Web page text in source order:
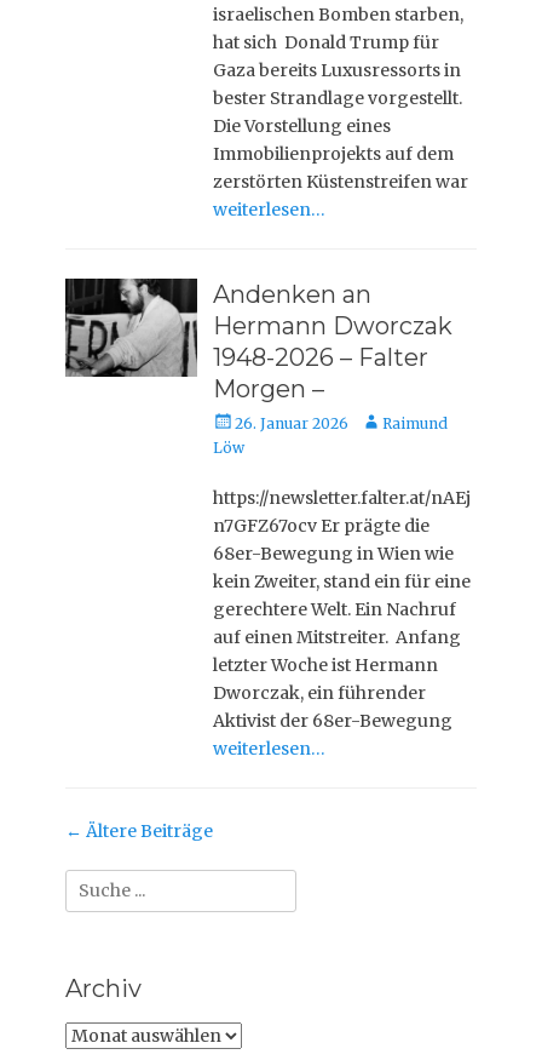
israelischen Bomben starben,
hat sich Donald Trump für
Gaza bereits Luxusressorts in
bester Strandlage vorgestellt.
Die Vorstellung eines
Immobilienprojekts auf dem
zerstörten Küstenstreifen war
weiterlesen…
Andenken an
Hermann Dworczak
1948-2026 – Falter
Morgen –
Veröffentlicht
am
26. Januar 2026 AutorRaimund
Löw
https://newsletter.falter.at/nAEj
n7GFZ67ocv Er prägte die
68er-Bewegung in Wien wie
kein Zweiter, stand ein für eine
gerechtere Welt. Ein Nachruf
auf einen Mitstreiter. Anfang
letzter Woche ist Hermann
Dworczak, ein führender
Aktivist der 68er-Bewegung
weiterlesen…
Beitrag-
← Ältere Beiträge
Suche
nach:
Archiv
Archiv